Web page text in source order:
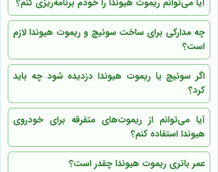
آیا می‌توانم ریموت هیوندا را خودم برنامه‌ریزی کنم؟
چه مدارکی برای ساخت سوئیچ و ریموت هیوندا لازم
است؟
اگر سوئیچ یا ریموت هیوندا دزدیده شود چه باید
کرد؟
آیا می‌توانم از ریموت‌های متفرقه برای خودروی
هیوندا استفاده کنم؟
عمر باتری ریموت هیوندا چقدر است؟